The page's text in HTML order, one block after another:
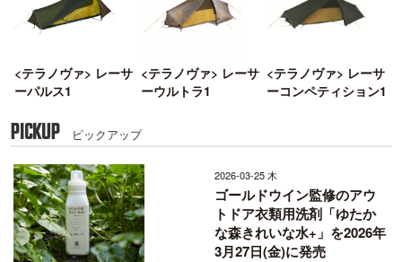
<テラノヴァ> レーサ
ーパルス1
<テラノヴァ> レーサ
ーウルトラ1
<テラノヴァ> レーサ
ーコンペティション1
PICKUP ピックアップ
2026-03-25 木
ゴールドウイン監修のアウ
トドア衣類用洗剤「ゆたか
な森きれいな水+」を2026年
3月27日(金)に発売